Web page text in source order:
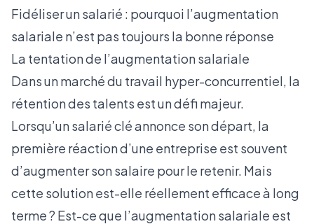
Fidéliser un salarié : pourquoi l’augmentation
salariale n’est pas toujours la bonne réponse
La tentation de l’augmentation salariale
Dans un marché du travail hyper-concurrentiel, la
rétention des talents est un défi majeur.
Lorsqu’un salarié clé annonce son départ, la
première réaction d’une entreprise est souvent
d’augmenter son salaire pour le retenir. Mais
cette solution est-elle réellement efficace à long
terme ? Est-ce que l’augmentation salariale est